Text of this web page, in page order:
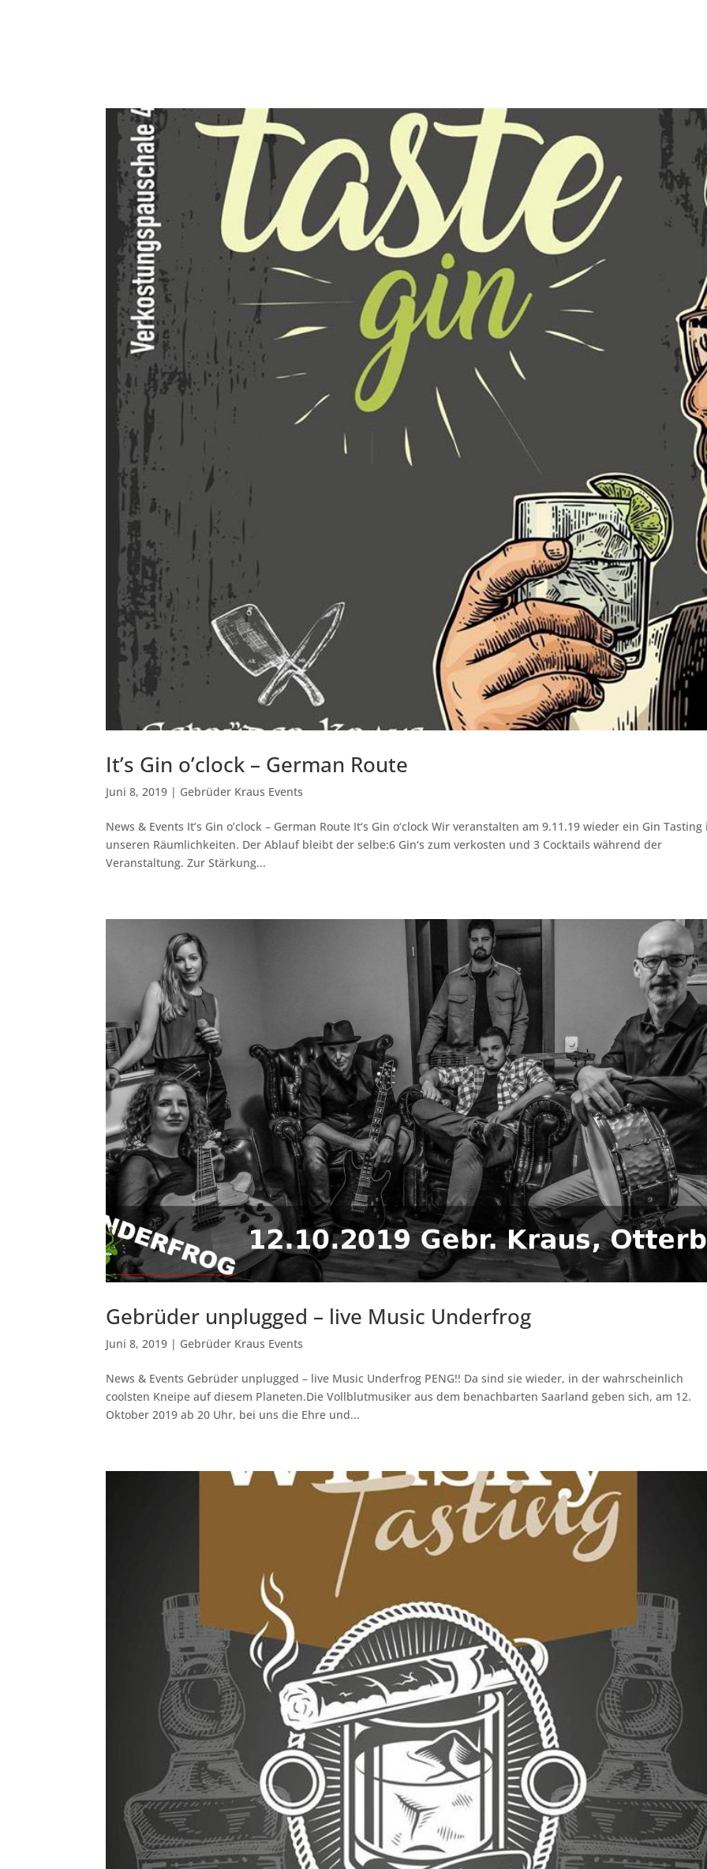
It’s Gin o’clock – German Route
Juni 8, 2019 | Gebrüder Kraus Events
News & Events It’s Gin o’clock – German Route It‘s Gin o‘clock Wir veranstalten am 9.11.19 wieder ein Gin Tasting
unseren Räumlichkeiten. Der Ablauf bleibt der selbe:6 Gin‘s zum verkosten und 3 Cocktails während der
Veranstaltung. Zur Stärkung...
Gebrüder unplugged – live Music Underfrog
Juni 8, 2019 | Gebrüder Kraus Events
News & Events Gebrüder unplugged – live Music Underfrog PENG!! Da sind sie wieder, in der wahrscheinlich
coolsten Kneipe auf diesem Planeten.Die Vollblutmusiker aus dem benachbarten Saarland geben sich, am 12.
Oktober 2019 ab 20 Uhr, bei uns die Ehre und...